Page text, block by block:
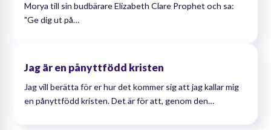
Morya till sin budbärare Elizabeth Clare Prophet och sa:
"Ge dig ut på…
Jag är en pånyttfödd kristen
Jag vill berätta för er hur det kommer sig att jag kallar mig
en pånyttfödd kristen. Det är för att, genom den…